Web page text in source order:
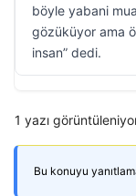
böyle yabani
gözüküyor ama
insan” dedi.
1 yazı
Bu konuyu